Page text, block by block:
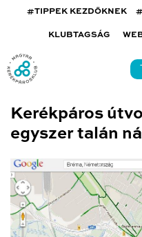
#TIPPEK KEZDŐKNEK
KLUBTAGSÁG
Kerékpáros
egyszer talán